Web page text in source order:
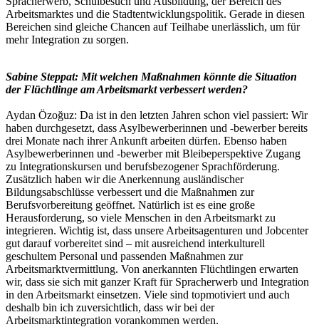
Arbeitsmarktes und die Stadtentwicklungspolitik. Gerade in diesen
Bereichen sind gleiche Chancen auf Teilhabe unerlässlich, um für
mehr Integration zu sorgen.
Sabine Steppat: Mit welchen Maßnahmen könnte die Situation
der Flüchtlinge am Arbeitsmarkt verbessert werden?
Aydan Özoğuz: Da ist in den letzten Jahren schon viel passiert: Wir
haben durchgesetzt, dass Asylbewerberinnen und -bewerber bereits
drei Monate nach ihrer Ankunft arbeiten dürfen. Ebenso haben
Asylbewerberinnen und -bewerber mit Bleibeperspektive Zugang
zu Integrationskursen und berufsbezogener Sprachförderung.
Zusätzlich haben wir die Anerkennung ausländischer
Bildungsabschlüsse verbessert und die Maßnahmen zur
Berufsvorbereitung geöffnet. Natürlich ist es eine große
Herausforderung, so viele Menschen in den Arbeitsmarkt zu
integrieren. Wichtig ist, dass unsere Arbeitsagenturen und Jobcenter
gut darauf vorbereitet sind – mit ausreichend interkulturell
geschultem Personal und passenden Maßnahmen zur
Arbeitsmarktvermittlung. Von anerkannten Flüchtlingen erwarten
wir, dass sie sich mit ganzer Kraft für Spracherwerb und Integration
in den Arbeitsmarkt einsetzen. Viele sind topmotiviert und auch
deshalb bin ich zuversichtlich, dass wir bei der
Arbeitsmarktintegration vorankommen werden.